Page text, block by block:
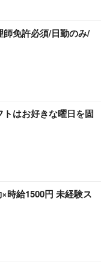
師免許必須/日勤のみ/
はお好きな曜日を固
時給1500円 未経験ス